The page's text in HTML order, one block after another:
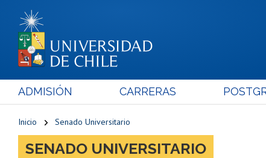
ADMISIÓN CARRERAS
Inicio Senado Universitario
SENADO UNIVERSITARIO